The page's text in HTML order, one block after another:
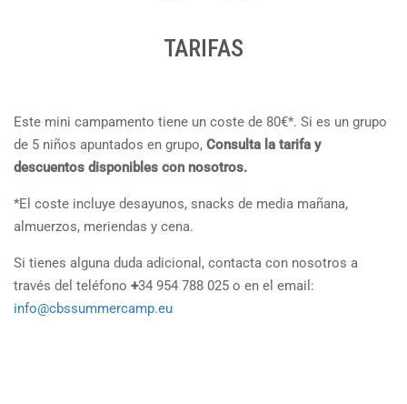
TARIFAS
Este mini campamento tiene un coste de 80€*. Si es un grupo
de 5 niños apuntados en grupo, Consulta la tarifa y
descuentos disponibles con nosotros.
*El coste incluye desayunos, snacks de media mañana,
almuerzos, meriendas y cena.
Si tienes alguna duda adicional, contacta con nosotros a
través del teléfono +34 954 788 025 o en el email:
info@cbssummercamp.eu